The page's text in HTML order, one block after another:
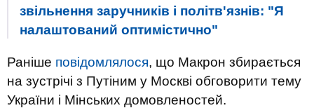
звільнення заручників і політв'язнів: "Я
налаштований оптимістично"
Раніше повідомлялося, що Макрон збирається
на зустрічі з Путіним у Москві обговорити тему
України і Мінських домовленостей.